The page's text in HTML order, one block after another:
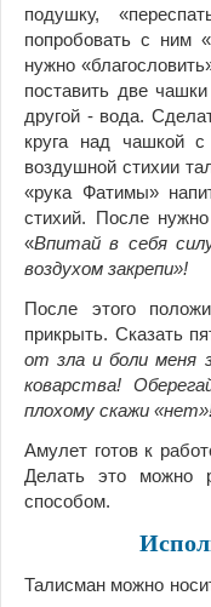
подушку,
попробовать с ним
нужно
поставить две
другой - вода.
круга над чашкой
воздушной стихии
«рука Фатимы»
стихий. После
«Впитай в себя
воздухом закрепи»!
После этого
прикрыть. Сказать
от зла и боли меня
коварства!
плохому скажи
Амулет готов к
Делать это можно
способом.
Талисман можно